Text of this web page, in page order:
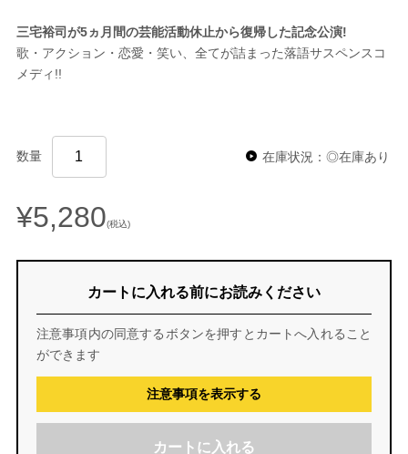
三宅裕司が5ヵ月間の芸能活動休止から復帰した記念公演!
歌・アクション・恋愛・笑い、全てが詰まった落語サスペンスコ
メディ!!
数量 在庫状況：◎在庫あり
¥5,280(税込)
カートに入れる前にお読みください
注意事項内の同意するボタンを押すとカートへ入れること
ができます
注意事項を表示する
カートに入れる